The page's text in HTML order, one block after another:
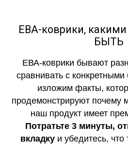
ЕВА-коврики,
БЫТЬ
ЕВА-коврики бывают
сравнивать с
изложим факты,
продемонстрируют почему
наш продукт имеет
Потратьте 3 минуты,
вкладку и убедитесь,